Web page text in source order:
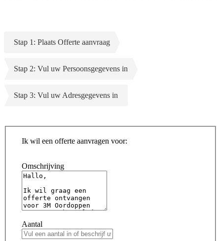
Stap 1: Plaats Offerte aanvraag
Stap 2: Vul uw Persoonsgegevens in
Stap 3: Vul uw Adresgegevens in
Ik wil een offerte aanvragen voor:
Omschrijving
Aantal